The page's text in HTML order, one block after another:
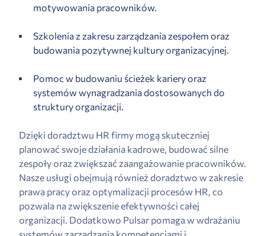
motywowania pracowników.
Szkolenia z zakresu zarządzania zespołem oraz
budowania pozytywnej kultury organizacyjnej.
Pomoc w budowaniu ścieżek kariery oraz
systemów wynagradzania dostosowanych do
struktury organizacji.
Dzięki doradztwu HR firmy mogą skuteczniej
planować swoje działania kadrowe, budować silne
zespoły oraz zwiększać zaangażowanie pracowników.
Nasze usługi obejmują również doradztwo w zakresie
prawa pracy oraz optymalizacji procesów HR, co
pozwala na zwiększenie efektywności całej
organizacji. Dodatkowo Pulsar pomaga w wdrażaniu